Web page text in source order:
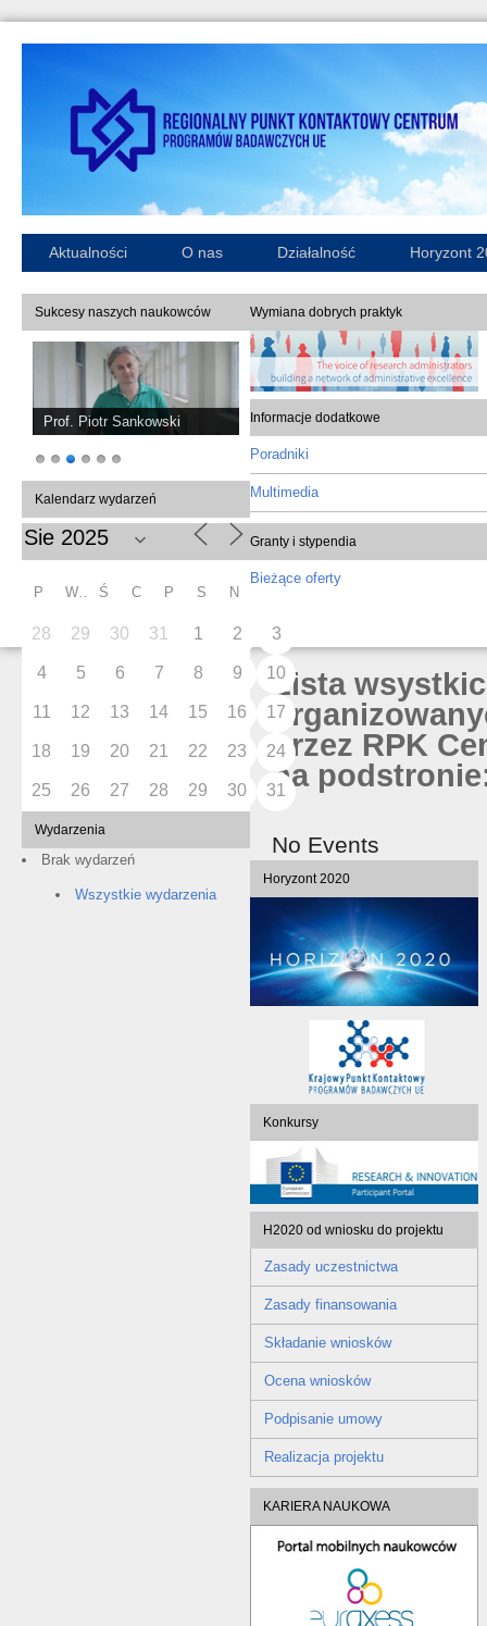
Aktualności O nas Działalność Horyzont
Sukcesy naszych naukowców
Prof. Piotr Sankowski
Kalendarz wydarzeń
P Ś C P S N
28 29 30 31 1 2 3
4 5 6 7 8 9 10
11 12 13 14 15 16 17
18 19 20 21 22 23 24
25 26 27 28 29 30 31
Wydarzenia
Brak wydarzeń
Wszystkie wydarzenia
Wymiana dobrych praktyk
Informacje dodatkowe
Poradniki
Multimedia
Granty i stypendia
Bieżące oferty
Lista
przez RPK
na
No Events
Horyzont 2020
Konkursy
H2020 od wniosku do projektu
Zasady uczestnictwa
Zasady finansowania
Składanie wniosków
Ocena wniosków
Podpisanie umowy
Realizacja projektu
KARIERA NAUKOWA